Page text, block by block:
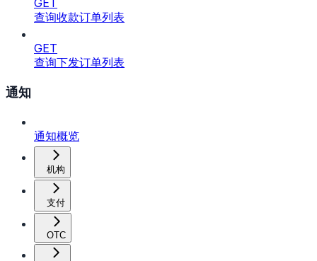
GET
查询收款订单列表
GET
查询下发订单列表
通知
通知概览
机构
支付
OTC